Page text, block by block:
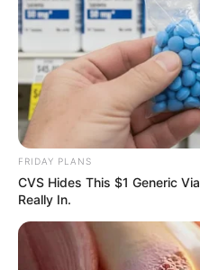
เรื่องบนเตียง กับ ราศีกัน
…..เซ็กซ์เป็นเรื่องละเอียด
เป็นคนที่ให้ความสำคัญกับร
เซ็กซ์เป็น สิ่งที่สวยงามเป็น
มากที่สุด แต่ชาวราศีกันย์ไ
ในเรื่องนี้บ่อยนักหรือบางครั้
กันย์จึงต้องการการกระตุ้นค
จากนั้น ชาวกันย์ก็จะสานต่
ไม่เจ้าชู้และมั่นใจได้ถึงแม้ว่า
FRIDAY PLANS
CVS Hides This $1 Generic
Really In.